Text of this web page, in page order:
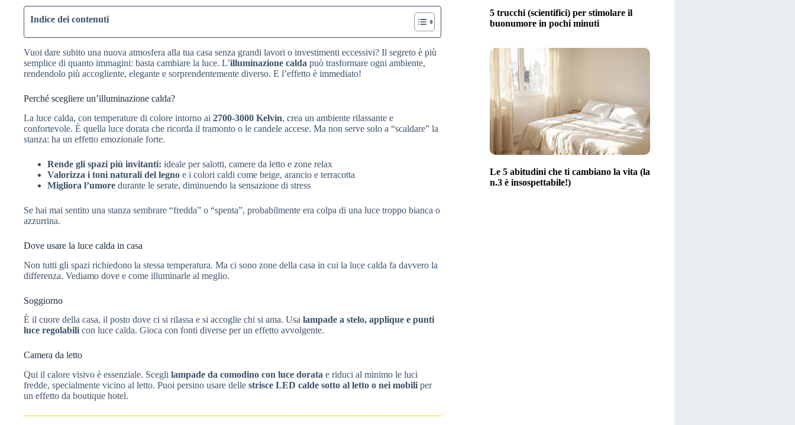
Indice dei contenuti
Vuoi dare subito una nuova atmosfera alla tua casa senza grandi lavori o investimenti eccessivi? Il segreto è più
semplice di quanto immagini: basta cambiare la luce. L’illuminazione calda può trasformare ogni ambiente,
rendendolo più accogliente, elegante e sorprendentemente diverso. E l’effetto è immediato!
Perché scegliere un’illuminazione calda?
La luce calda, con temperature di colore intorno ai 2700-3000 Kelvin, crea un ambiente rilassante e
confortevole. È quella luce dorata che ricorda il tramonto o le candele accese. Ma non serve solo a “scaldare” la
stanza: ha un effetto emozionale forte.
Rende gli spazi più invitanti: ideale per salotti, camere da letto e zone relax
Valorizza i toni naturali del legno e i colori caldi come beige, arancio e terracotta
Migliora l’umore durante le serate, diminuendo la sensazione di stress
Se hai mai sentito una stanza sembrare “fredda” o “spenta”, probabilmente era colpa di una luce troppo bianca o
azzurrina.
Dove usare la luce calda in casa
Non tutti gli spazi richiedono la stessa temperatura. Ma ci sono zone della casa in cui la luce calda fa davvero la
differenza. Vediamo dove e come illuminarle al meglio.
Soggiorno
È il cuore della casa, il posto dove ci si rilassa e si accoglie chi si ama. Usa lampade a stelo, applique e punti
luce regolabili con luce calda. Gioca con fonti diverse per un effetto avvolgente.
Camera da letto
Qui il calore visivo è essenziale. Scegli lampade da comodino con luce dorata e riduci al minimo le luci
fredde, specialmente vicino al letto. Puoi persino usare delle strisce LED calde sotto al letto o nei mobili per
un effetto da boutique hotel.
5 trucchi (scientifici) per stimolare il
buonumore in pochi minuti
Le 5 abitudini che ti cambiano la vita (la
n.3 è insospettabile!)